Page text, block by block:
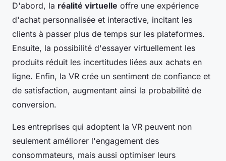
D'abord, la réalité virtuelle offre une expérience
d'achat personnalisée et interactive, incitant les
clients à passer plus de temps sur les plateformes.
Ensuite, la possibilité d'essayer virtuellement les
produits réduit les incertitudes liées aux achats en
ligne. Enfin, la VR crée un sentiment de confiance et
de satisfaction, augmentant ainsi la probabilité de
conversion.
Les entreprises qui adoptent la VR peuvent non
seulement améliorer l'engagement des
consommateurs, mais aussi optimiser leurs